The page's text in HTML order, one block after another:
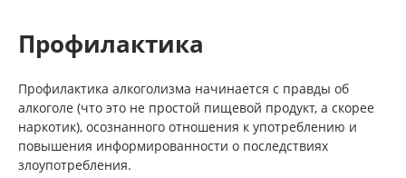
Профилактика
Профилактика алкоголизма начинается с правды об
алкоголе (что это не простой пищевой продукт, а скорее
наркотик), осознанного отношения к употреблению и
повышения информированности о последствиях
злоупотребления.